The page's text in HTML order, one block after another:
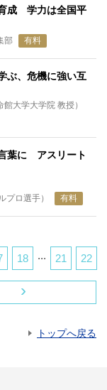
成 学力は全国平
部 有料
ぶ、危機に強い互
大学大学院 教授）
葉に アスリート
プロ選手）
有料
18 ... 21 22
›
トップへ戻る